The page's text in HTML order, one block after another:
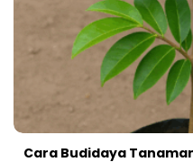
Cara Budidaya